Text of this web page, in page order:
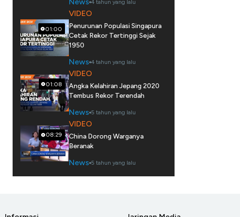
4 tahun yang lalu
01:00
VIDEO
Penurunan Populasi Singapura
Cetak Rekor Tertinggi Sejak
1950
News 4 tahun yang lalu
01:08
VIDEO
Angka Kelahiran Jepang 2020
Tembus Rekor Terendah
News 5 tahun yang lalu
08:29
VIDEO
China Dorong Warganya
Beranak
News 5 tahun yang lalu